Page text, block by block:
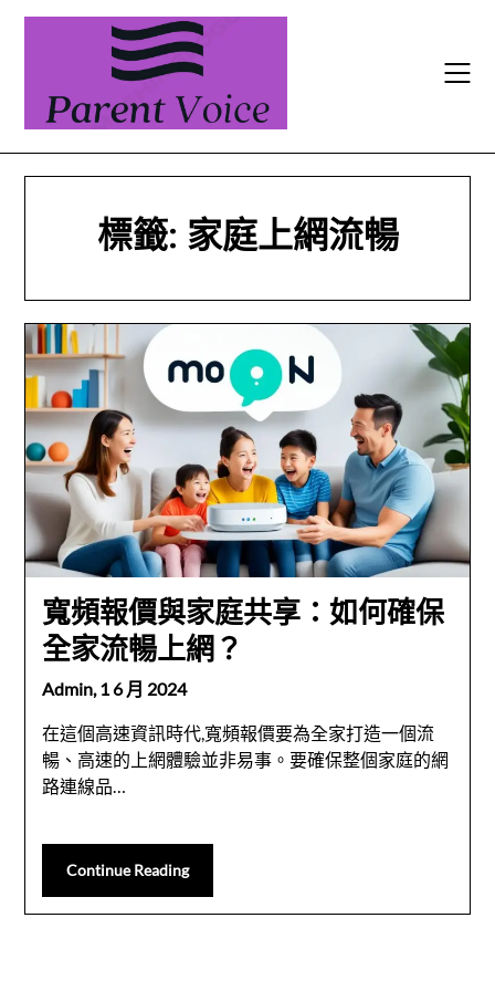
Skip
標籤: 家庭上網流暢
寬頻報價與家庭共享：如何確保
全家流暢上網？
Admin,1 6 月 2024
在這個高速資訊時代,寬頻報價要為全家打造一個流
暢、高速的上網體驗並非易事。要確保整個家庭的網
路連線品…
Continue Reading